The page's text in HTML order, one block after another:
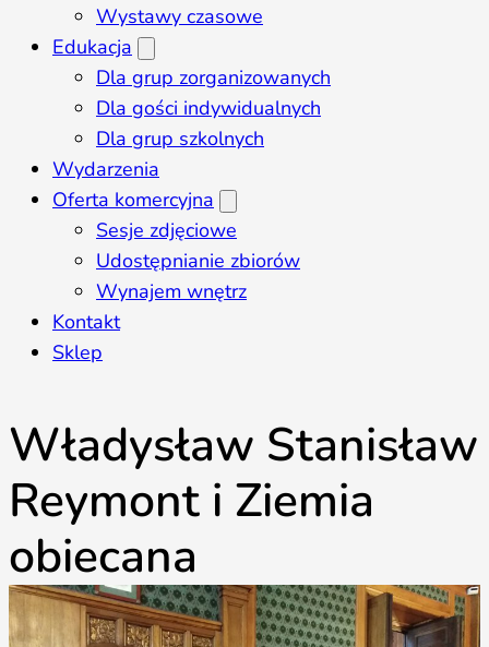
Wystawy czasowe
Edukacja
Dla grup zorganizowanych
Dla gości indywidualnych
Dla grup szkolnych
Wydarzenia
Oferta komercyjna
Sesje zdjęciowe
Udostępnianie zbiorów
Wynajem wnętrz
Kontakt
Sklep
Władysław Stanisław
Reymont i Ziemia
obiecana